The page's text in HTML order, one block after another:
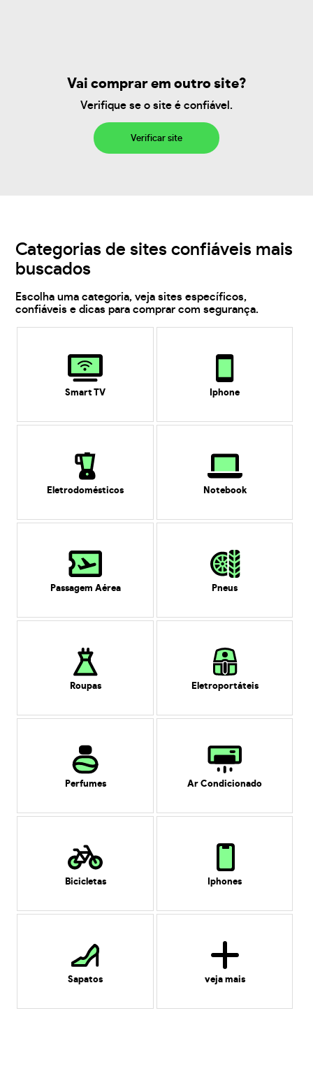
Vai comprar em outro site?
Verifique se o site é confiável.
Verificar site
Categorias de sites confiáveis mais
buscados
Escolha uma categoria, veja sites específicos,
confiáveis e dicas para comprar com segurança.
Smart TV Iphone
Eletrodomésticos Notebook
Passagem Aérea Pneus
Roupas Eletroportáteis
Perfumes Ar Condicionado
Bicicletas Iphones
Sapatos veja mais